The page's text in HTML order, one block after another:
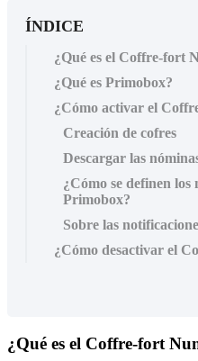
ÍNDICE
¿Qué es el Coffre-fort
¿Qué es Primobox?
¿Cómo activar el
Creación de cofres
Descargar las
¿Cómo se definen
Primobox?
Sobre las
¿Cómo desactivar el
¿Qué es el Coffre-fort